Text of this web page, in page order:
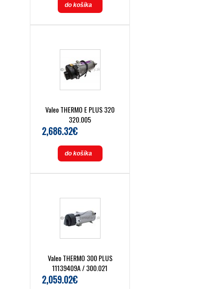
do košíka
Valeo THERMO E PLUS 320
320.005
2,686.32€
do košíka
Valeo THERMO 300 PLUS
11139409A / 300.021
2,059.02€